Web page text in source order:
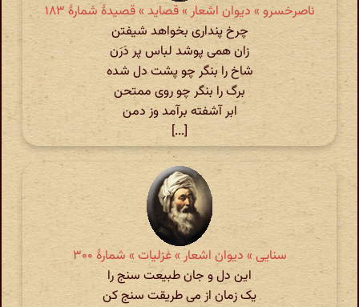
ناصرخسرو » دیوان اشعار » قصاید » قصیدهٔ شمارهٔ ۱۸۳
چرخ پنداری بخواهد شیفتن
زان همی پوشد لباس پر دَرَن
شاخ را بنگر چو پشت دل شده
برگ را بنگر چو روی ممتحن
ابر آشفته برآمد وز دمن
[...]
سنایی » دیوان اشعار » غزلیات » شمارهٔ ۳۰۰
این دل و جان طبیعت سنج را
یک زمان از می طریقت سنج کن